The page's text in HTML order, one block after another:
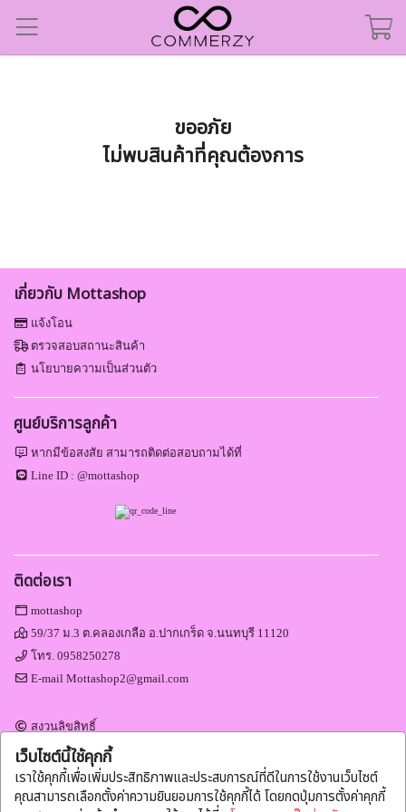
เว็บไซต์นี้ใช้คุกกี้
เราใช้คุกกี้เพื่อเพิ่มประสิทธิภาพและประสบการณ์ที่ดีในการใช้งานเว็บไซต์
คุณสามารถเลือกตั้งค่าความยินยอมการใช้คุกกี้ได้ โดยกดปุ่มการตั้งค่าคุกกี้
ขออภัย
ไม่พบสินค้าที่คุณต้องการ
เกี่ยวกับ Mottashop
แจ้งโอน
ตรวจสอบสถานะสินค้า
นโยบายความเป็นส่วนตัว
ศูนย์บริการลูกค้า
หากมีข้อสงสัย สามารถติดต่อสอบถามได้ที่
Line ID :@mottashop
ติดต่อเรา
mottashop
59/37 ม.3 ต.คลองเกลือ อ.ปากเกร็ด จ.นนทบุรี 11120
โทร.0958250278
E-mailMottashop2@gmail.com
สงวนลิขสิทธิ์
Engine byCommerzy Co.,Ltd.
v1.20.0.02.20